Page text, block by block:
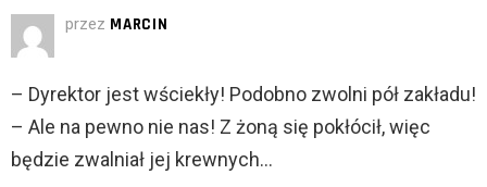
przez MARCIN
– Dyrektor jest wściekły! Podobno zwolni pół zakładu!
– Ale na pewno nie nas! Z żoną się pokłócił, więc
będzie zwalniał jej krewnych…